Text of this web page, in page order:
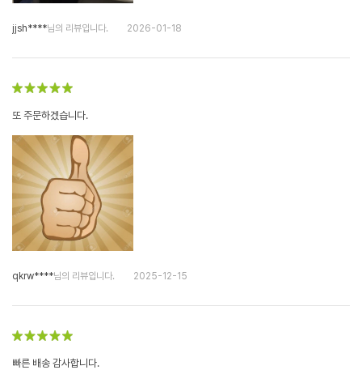
jjsh****님의 리뷰입니다. 2026-01-18
또 주문하겠습니다.
qkrw****님의 리뷰입니다. 2025-12-15
빠른 배송 감사합니다.